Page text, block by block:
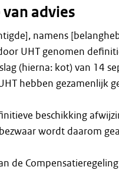
advies
namens
UHT genomen
(hierna: kot) van 14
hebben gezamenlijk
beschikking
wordt daarom
de